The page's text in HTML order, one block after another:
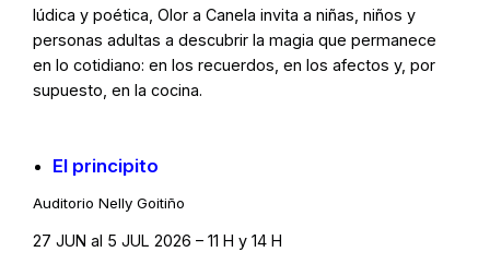
lúdica y poética, Olor a Canela invita a niñas, niños y
personas adultas a descubrir la magia que permanece
en lo cotidiano: en los recuerdos, en los afectos y, por
supuesto, en la cocina.
El principito
Auditorio Nelly Goitiño
27 JUN al 5 JUL 2026 – 11 H y 14 H